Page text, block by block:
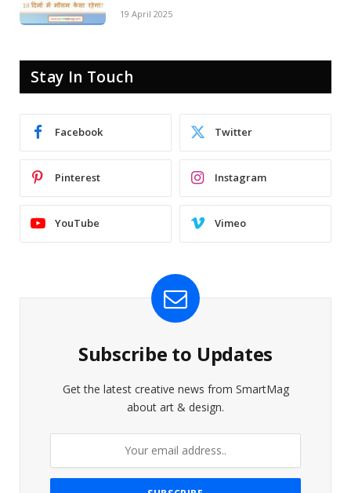
19 April 2025
Stay In Touch
Facebook Twitter
Pinterest Instagram
YouTube Vimeo
Subscribe to Updates
Get the latest creative news from SmartMag
about art & design.